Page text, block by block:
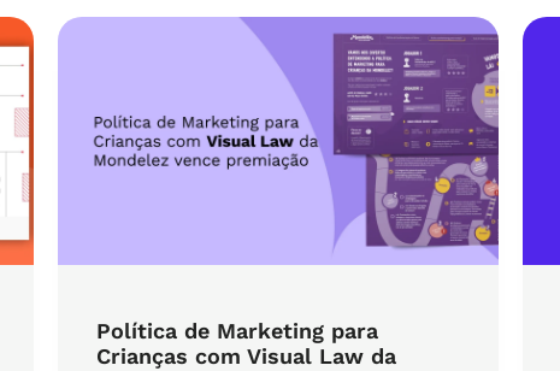
Política de Marketing para
Crianças com Visual Law da